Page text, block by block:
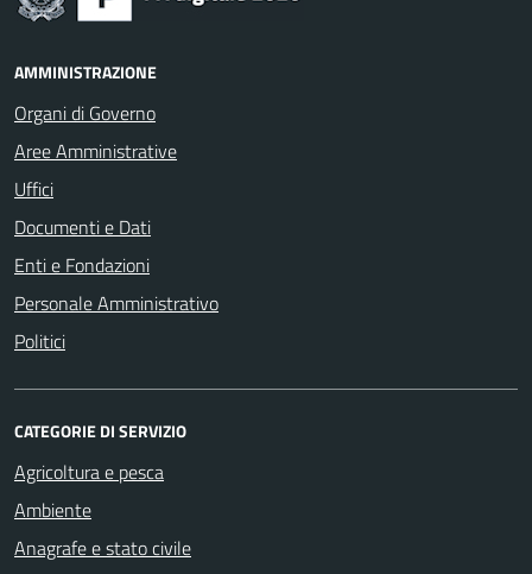
AMMINISTRAZIONE
Organi di Governo
Aree Amministrative
Uffici
Documenti e Dati
Enti e Fondazioni
Personale Amministrativo
Politici
CATEGORIE DI SERVIZIO
Agricoltura e pesca
Ambiente
Anagrafe e stato civile